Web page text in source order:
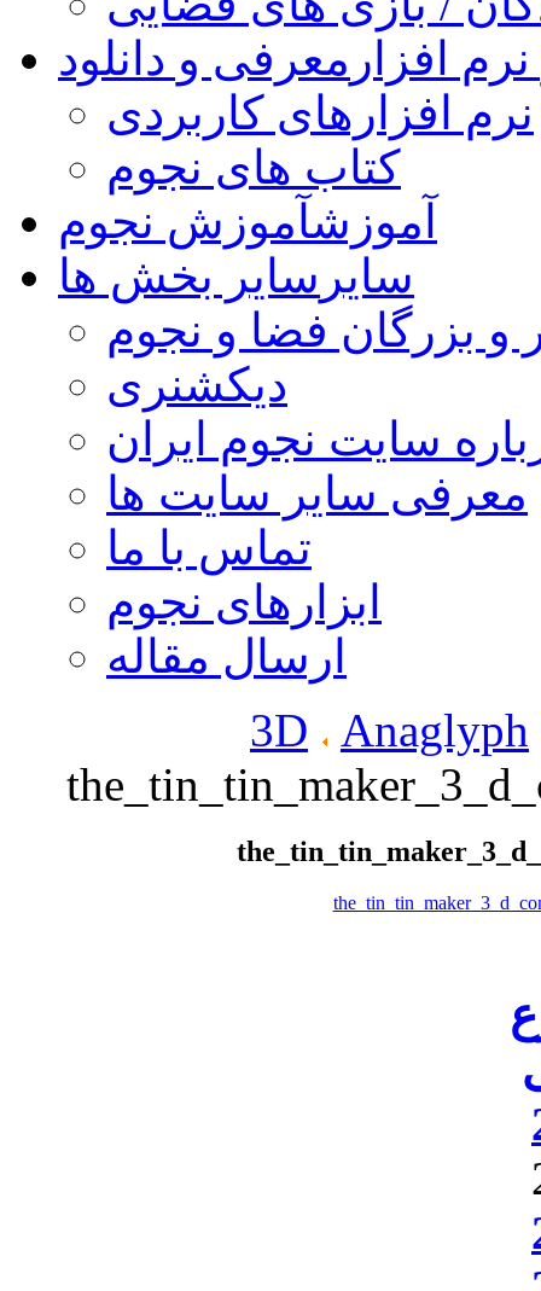
افزار معرفی و دانلود
نرم افزارهای کاربردی
کتاب های نجوم
آموزشآموزش نجوم
سایر سایر بخش ها
و بزرگان فضا و نجوم
دیکشنری
سایت نجوم ایران
معرفی سایر سایت ها
تماس با ما
ابزارهای نجوم
ارسال مقاله
3D
Anaglyph